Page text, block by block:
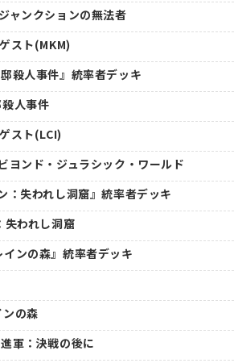
ャンクションの無法者
スト(MKM)
邸殺人事件』統率者デッキ
殺人事件
スト(LCI)
ヨンド・ジュラシック・ワールド
：失われし洞窟』統率者デッキ
失われし洞窟
インの森』統率者デッキ
ンの森
軍：決戦の後に